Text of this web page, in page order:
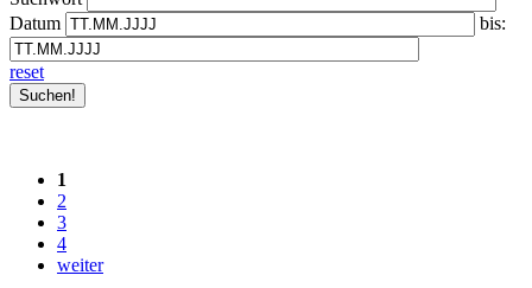
Datum
bis:
reset
1
2
3
4
weiter